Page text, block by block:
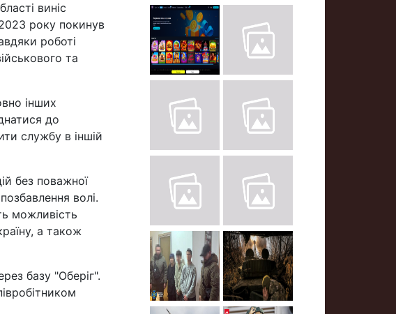
виніс
року покинув
роботі
та
інших
до
службу в іншій
без поважної
волі.
можливість
а також
базу "Оберіг".